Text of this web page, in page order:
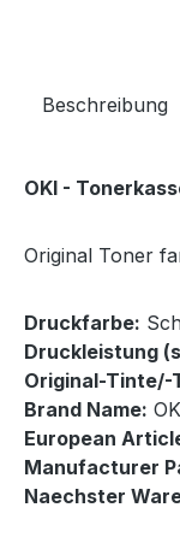
Beschreibung
OKI -
Original Toner
Druckfarbe:
Druckleistung
Original-Tinte/-
Brand Name:
European
Manufacturer
Naechster